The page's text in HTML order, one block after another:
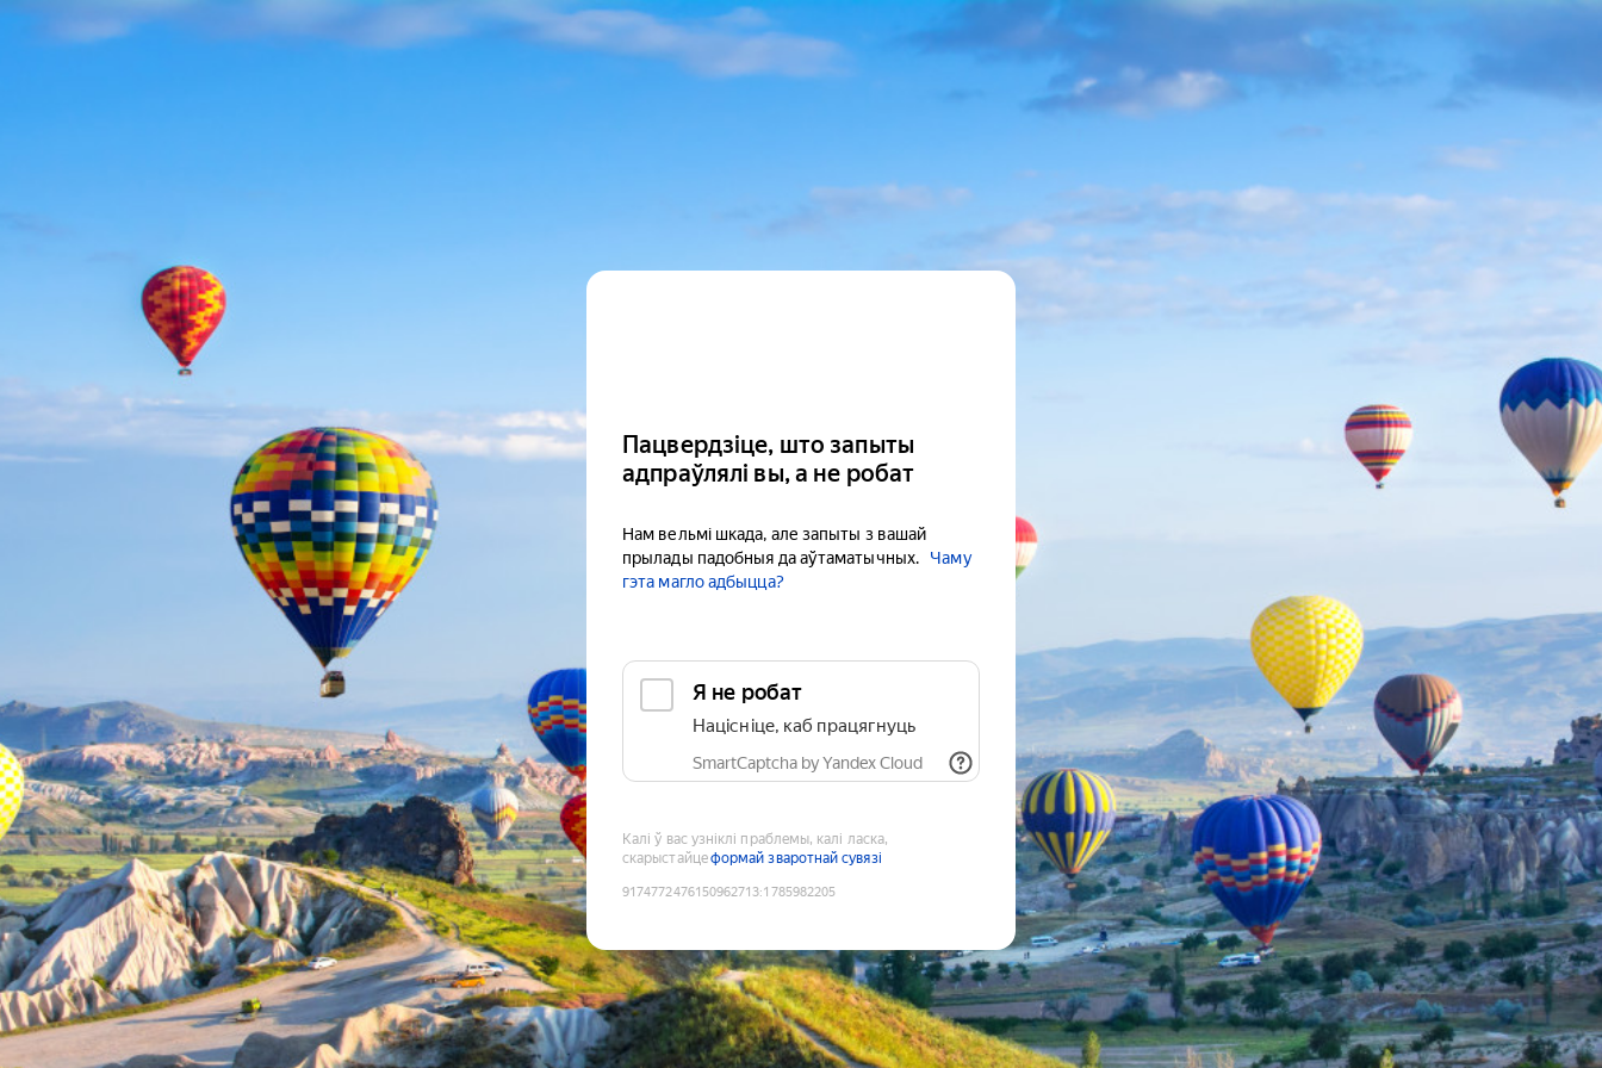
Пацвердзіце, што запыты
адпраўлялі вы, а не робат
Нам вельмі шкада, але запыты з вашай
прылады падобныя да аўтаматычных.
Чаму
гэта магло адбыцца?
Я не робат
Націсніце, каб працягнуць
SmartCaptcha by Yandex Cloud
Калі ў вас узніклі праблемы, калі ласка,
скарыстайцеформай зваротнай сувязі
9174772476150962713:1785982205